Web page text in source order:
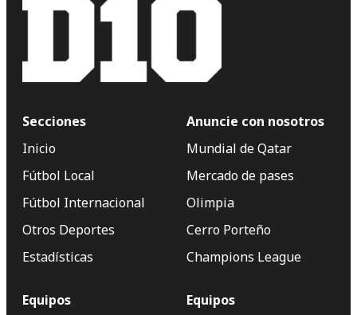
Secciones
Inicio
Fútbol Local
Fútbol Internacional
Otros Deportes
Estadísticas
Anuncie con nosotros
Mundial de Qatar
Mercado de pases
Olimpia
Cerro Porteño
Champions League
Equipos Equipos